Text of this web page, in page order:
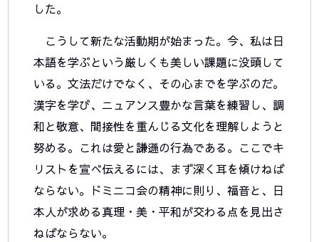
した。
こうして新たな活動期が始まった。今、私は日
本語を学ぶという厳しくも美しい課題に没頭して
いる。文法だけでなく、その心までを学ぶのだ。
漢字を学び、ニュアンス豊かな言葉を練習し、調
和と敬意、間接性を重んじる文化を理解しようと
努める。これは愛と謙遜の行為である。ここでキ
リストを宣べ伝えるには、まず深く耳を傾けねば
ならない。ドミニコ会の精神に則り、福音と、日
本人が求める真理・美・平和が交わる点を見出さ
ねばならない。